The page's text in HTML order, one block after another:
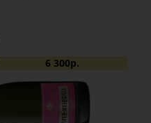
6 300р.